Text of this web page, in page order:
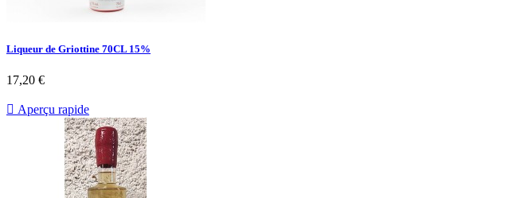
Liqueur de Griottine 70CL 15%
17,20 €
 Aperçu rapide